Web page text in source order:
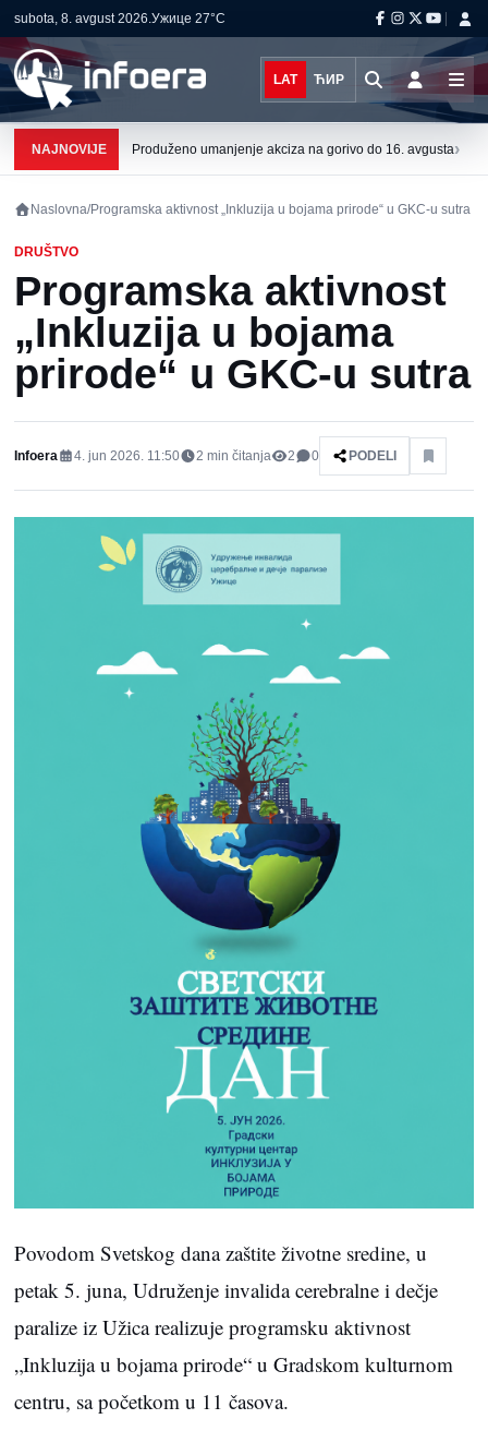
subota, 8. avgust 2026.Ужице 27°C
LAT ЋИР
NAJNOVIJE Produženo umanjenje akciza na gorivo do 16. avgusta›
Naslovna/Programska aktivnost „Inkluzija u bojama prirode“ u GKC-u sutra
DRUŠTVO
Programska aktivnost
„Inkluzija u bojama
prirode“ u GKC-u sutra
Infoera 4. jun 2026. 11:50 2 min čitanja 2 0 PODELI
Povodom Svetskog dana zaštite životne sredine, u
petak 5. juna, Udruženje invalida cerebralne i dečje
paralize iz Užica realizuje programsku aktivnost
„Inkluzija u bojama prirode“ u Gradskom kulturnom
centru, sa početkom u 11 časova.